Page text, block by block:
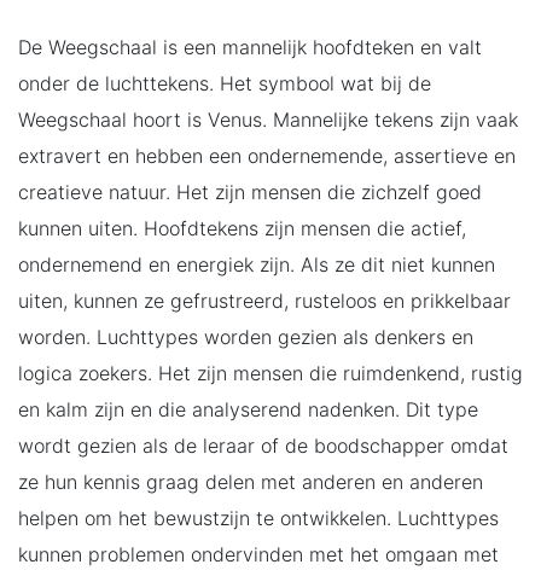
De Weegschaal is een mannelijk hoofdteken en valt
onder de luchttekens. Het symbool wat bij de
Weegschaal hoort is Venus. Mannelijke tekens zijn vaak
extravert en hebben een ondernemende, assertieve en
creatieve natuur. Het zijn mensen die zichzelf goed
kunnen uiten. Hoofdtekens zijn mensen die actief,
ondernemend en energiek zijn. Als ze dit niet kunnen
uiten, kunnen ze gefrustreerd, rusteloos en prikkelbaar
worden. Luchttypes worden gezien als denkers en
logica zoekers. Het zijn mensen die ruimdenkend, rustig
en kalm zijn en die analyserend nadenken. Dit type
wordt gezien als de leraar of de boodschapper omdat
ze hun kennis graag delen met anderen en anderen
helpen om het bewustzijn te ontwikkelen. Luchttypes
kunnen problemen ondervinden met het omgaan met